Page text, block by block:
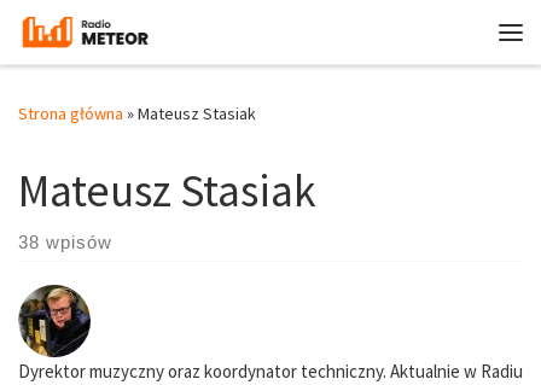
Przejdź do treści
Strona główna »Mateusz Stasiak
Mateusz Stasiak
38 wpisów
Dyrektor muzyczny oraz koordynator techniczny. Aktualnie w Radiu